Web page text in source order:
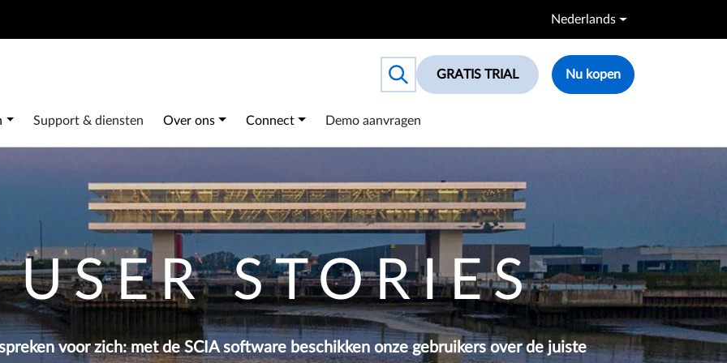
Nederlands
Toggle search box
GRATIS TRIAL Nu kopen
navigation
Support & diensten Over ons Connect Demo aanvragen
STORIES
voor zich: met de SCIA software beschikken onze gebruikers over de juiste